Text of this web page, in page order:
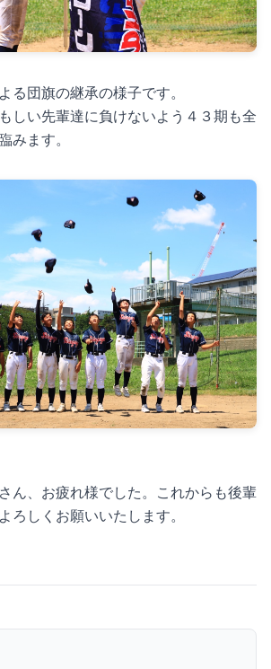
る団旗の継承の様子です。
しい先輩達に負けないよう４３期も全
みます。
ん、お疲れ様でした。これからも後輩
ろしくお願いいたします。